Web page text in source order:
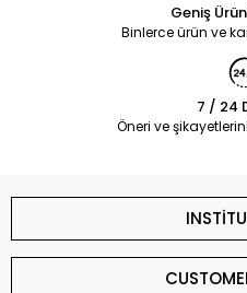
Geniş
Binlerce ürün ve
7 / 24
Öneri ve